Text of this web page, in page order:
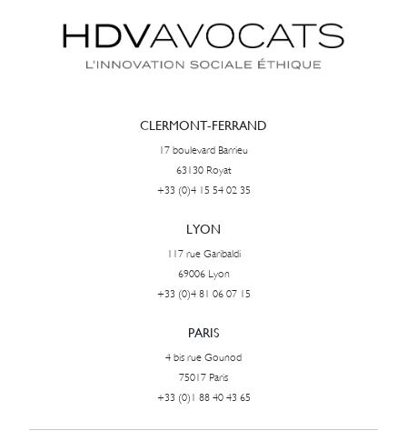
CLERMONT-FERRAND
17 boulevard Barrieu
63130 Royat
+33 (0)4 15 54 02 35
LYON
117 rue Garibaldi
69006 Lyon
+33 (0)4 81 06 07 15
PARIS
4 bis rue Gounod
75017 Paris
+33 (0)1 88 40 43 65